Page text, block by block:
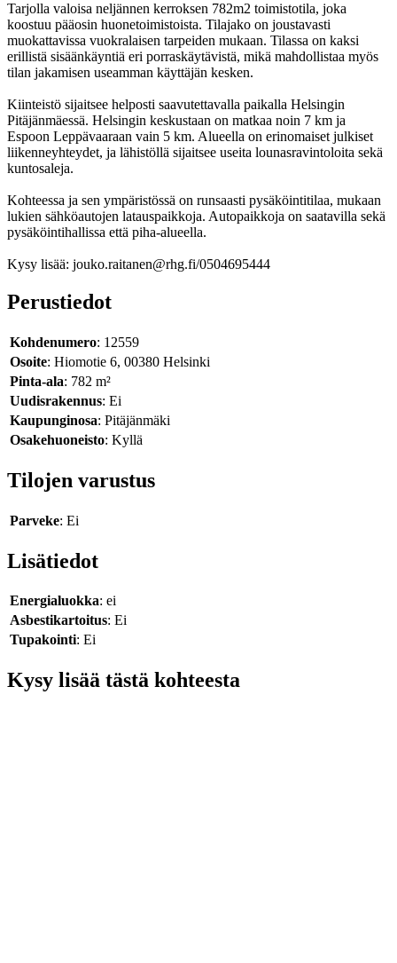
Tarjolla valoisa neljännen kerroksen 782m2 toimistotila, joka
koostuu pääosin huonetoimistoista. Tilajako on joustavasti
muokattavissa vuokralaisen tarpeiden mukaan. Tilassa on kaksi
erillistä sisäänkäyntiä eri porraskäytävistä, mikä mahdollistaa myös
tilan jakamisen useamman käyttäjän kesken.
Kiinteistö sijaitsee helposti saavutettavalla paikalla Helsingin
Pitäjänmäessä. Helsingin keskustaan on matkaa noin 7 km ja
Espoon Leppävaaraan vain 5 km. Alueella on erinomaiset julkiset
liikenneyhteydet, ja lähistöllä sijaitsee useita lounasravintoloita sekä
kuntosaleja.
Kohteessa ja sen ympäristössä on runsaasti pysäköintitilaa, mukaan
lukien sähköautojen latauspaikkoja. Autopaikkoja on saatavilla sekä
pysäköintihallissa että piha-alueella.
Kysy lisää: jouko.raitanen@rhg.fi/0504695444
Perustiedot
Kohdenumero: 12559
Osoite: Hiomotie 6, 00380 Helsinki
Pinta-ala: 782 m²
Uudisrakennus: Ei
Kaupunginosa: Pitäjänmäki
Osakehuoneisto: Kyllä
Tilojen varustus
Parveke: Ei
Lisätiedot
Energialuokka: ei
Asbestikartoitus: Ei
Tupakointi: Ei
Kysy lisää tästä kohteesta